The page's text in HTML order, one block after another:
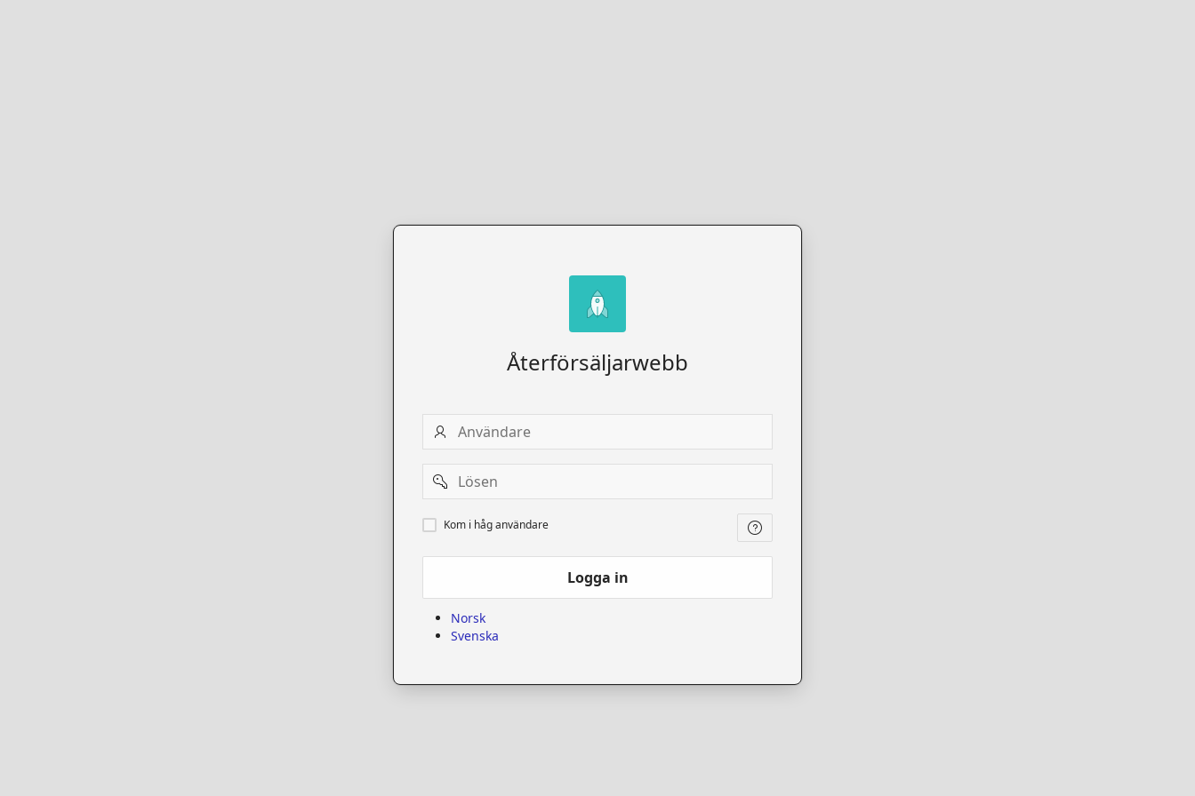
Återförsäljarwebb
Användare
Password
Kom
i
Kom i håg användare
Logga in
Norsk
Svenska